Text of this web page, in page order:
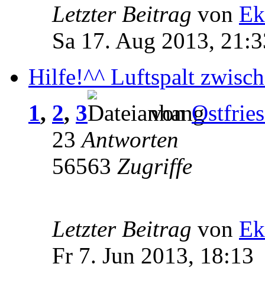
Letzter Beitrag von
Sa 17. Aug 2013,
Hilfe!^^ Luftspalt
1, 2, 3 von
23Antworten
56563 Zugriffe
Letzter Beitrag von
Fr 7. Jun 2013, 18:13